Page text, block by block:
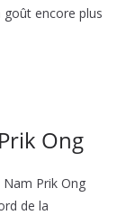
encore plus
Ong
Prik Ong
de la